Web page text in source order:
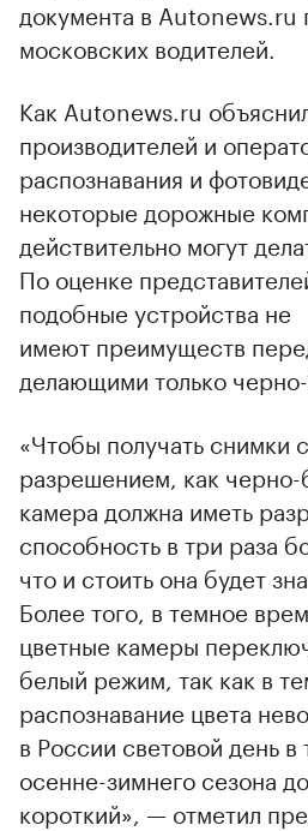
документа в Autonews.ru
московских водителей.
Как Autonews.ru
производителей и
распознавания и
некоторые дорожные
действительно могут
По оценке
подобные устройства не
имеют преимуществ
делающими только
00:00 / 00:00
«Чтобы получать снимки
разрешением, как черно-
камера должна иметь
способность в три раза
что и стоить она будет
Более того, в темное
цветные камеры
белый режим, так как в
распознавание цвета
в России световой день в
осенне-зимнего сезона
короткий», — отметил